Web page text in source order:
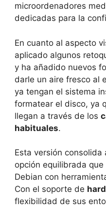
microordenadores
dedicadas para la
En cuanto al aspecto
aplicado algunos
y ha añadido nuevos
darle un aire fresco al
ya tengan el sistema
formatear el disco, ya
llegan a través de los
habituales.
Esta versión consolida
opción equilibrada
Debian con
Con el soporte de
flexibilidad de sus